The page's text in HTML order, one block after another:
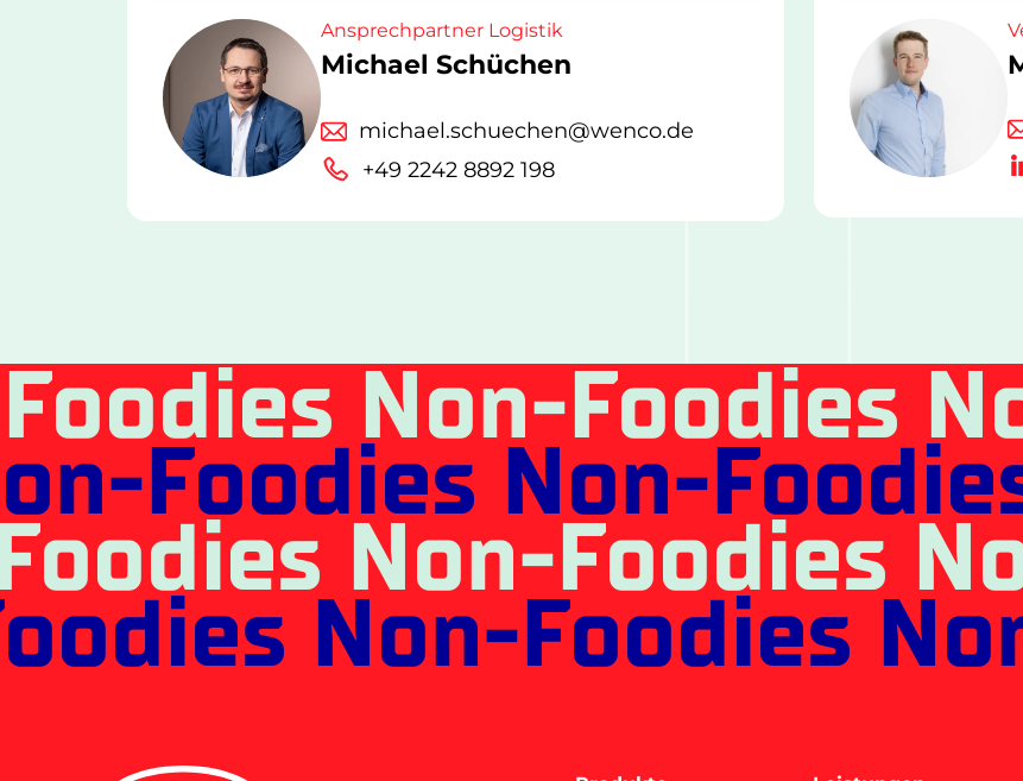
Michael Schüchen
Ansprechpartner Logistik
michael.schuechen@wenco.de
+49 2242 8892 198
Non-Foodies
Foodies Non-
Non-Foodies
Non-Foodies